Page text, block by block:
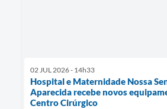
02 JUL 2026 - 14h33
Hospital e Maternidade Nossa
Aparecida recebe novos
Centro Cirúrgico